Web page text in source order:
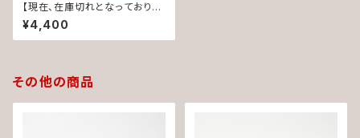
【現在、在庫切れとなっておりま
す】 お得なセット100ｇ×3袋
送料無料‼️ 玄米焙煎珈琲(Tバッ
ク)
¥4,400
その他の商品